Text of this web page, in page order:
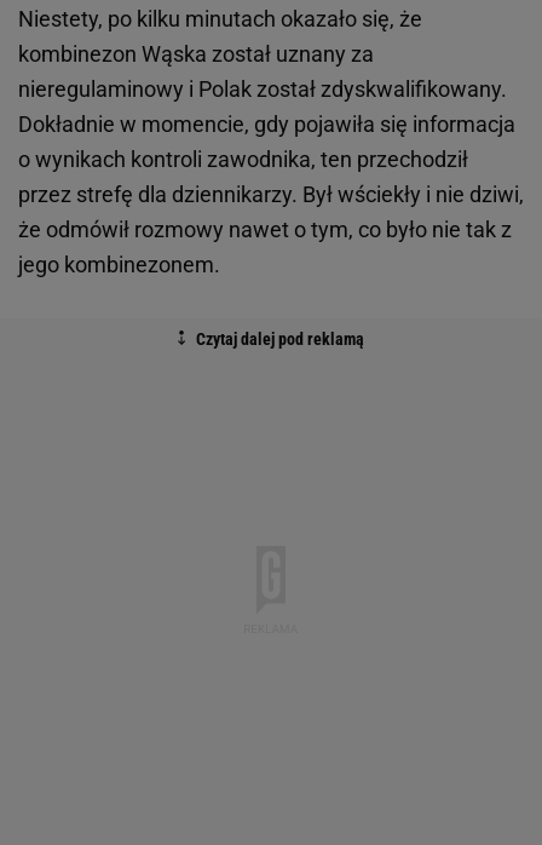
Niestety, po kilku minutach okazało się, że
kombinezon Wąska został uznany za
nieregulaminowy i Polak został zdyskwalifikowany.
Dokładnie w momencie, gdy pojawiła się informacja
o wynikach kontroli zawodnika, ten przechodził
przez strefę dla dziennikarzy. Był wściekły i nie dziwi,
że odmówił rozmowy nawet o tym, co było nie tak z
jego kombinezonem.